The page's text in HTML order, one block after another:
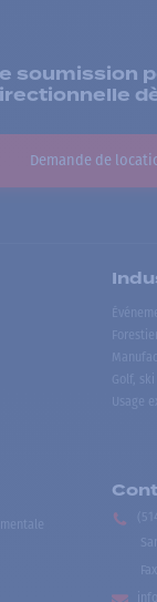
soumission
Demande de
Golf,
Usage
Fax: